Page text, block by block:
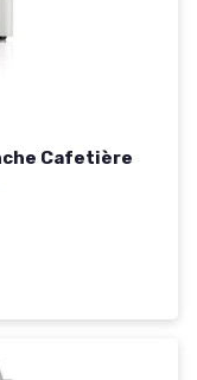
Cafetière